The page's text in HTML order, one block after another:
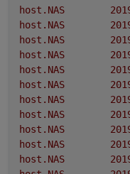
host.NAS
host.NAS
host.NAS
host.NAS
host.NAS
host.NAS
host.NAS
host.NAS
host.NAS
host.NAS
host.NAS